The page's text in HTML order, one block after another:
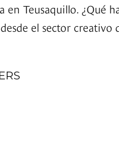
en Teusaquillo. ¿Qué
el sector